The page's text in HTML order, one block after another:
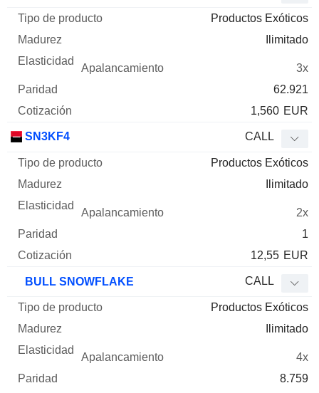
Productos Exóticos
Ilimitado
3x
62.921
1,560 EUR
SN3KF4 CALL
Productos Exóticos
Ilimitado
2x
1
12,55 EUR
BULL SNOWFLAKE CALL
Productos Exóticos
Ilimitado
4x
8.759